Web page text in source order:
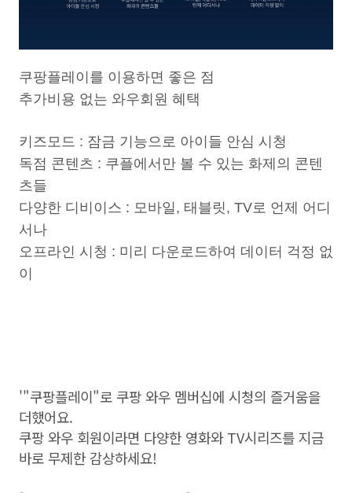
쿠팡플레이를 이용하면 좋은 점
추가비용 없는 와우회원 혜택
키즈모드 : 잠금 기능으로 아이들 안심 시청
독점 콘텐츠 : 쿠플에서만 볼 수 있는 화제의 콘텐
츠들
다양한 디비이스 : 모바일, 태블릿, TV로 언제 어디
서나
오프라인 시청 : 미리 다운로드하여 데이터 걱정 없
이
'"쿠팡플레이"로 쿠팡 와우 멤버십에 시청의 즐거움을
더했어요.
쿠팡 와우 회원이라면 다양한 영화와 TV시리즈를 지금
바로 무제한 감상하세요!